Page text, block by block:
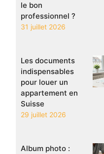
le bon
professionnel ?
31 juillet 2026
Les documents
indispensables
pour louer un
appartement en
Suisse
29 juillet 2026
Album photo :